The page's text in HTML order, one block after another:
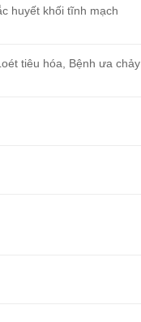
huyết khối tĩnh mạch
tiêu hóa, Bệnh ưa chảy